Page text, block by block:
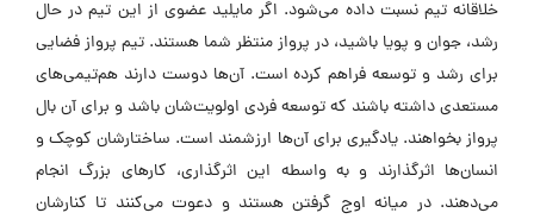
صنعتی شریف است. پرواز داستان زندگی افرادی است که می‌خواهند
مردم ایران نگاهی آگاهانه و تخصصی به بازارهای مالی داشته باشند.
تیم جوان و نخبه پرواز از سال ۱۴۰۰ تاکنون رشد سریعی داشته و از
رقبا پیشی گرفته است. این رشد سریع به کار تیمی، فضای همدلانه و
خلاقانه تیم نسبت داده می‌شود. اگر مایلید عضوی از این تیم در حال
رشد، جوان و پویا باشید، در پرواز منتظر شما هستند. تیم پرواز فضایی
برای رشد و توسعه فراهم کرده است. آن‌ها دوست دارند هم‌تیمی‌های